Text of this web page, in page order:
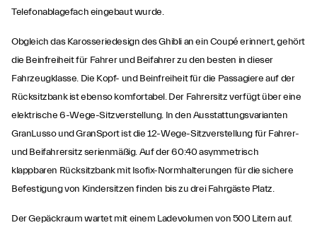
Telefonablagefach eingebaut wurde.
Obgleich das Karosseriedesign des Ghibli an ein Coupé erinnert, gehört
die Beinfreiheit für Fahrer und Beifahrer zu den besten in dieser
Fahrzeugklasse. Die Kopf- und Beinfreiheit für die Passagiere auf der
Rücksitzbank ist ebenso komfortabel. Der Fahrersitz verfügt über eine
elektrische 6-Wege-Sitzverstellung. In den Ausstattungsvarianten
GranLusso und GranSport ist die 12-Wege-Sitzverstellung für Fahrer-
und Beifahrersitz serienmäßig. Auf der 60:40 asymmetrisch
klappbaren Rücksitzbank mit Isofix-Normhalterungen für die sichere
Befestigung von Kindersitzen finden bis zu drei Fahrgäste Platz.
Der Gepäckraum wartet mit einem Ladevolumen von 500 Litern auf.